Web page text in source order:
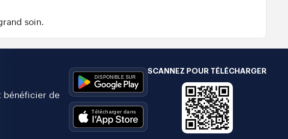
soin.
bénéficier de
SCANNEZ POUR TÉLÉCHARGER